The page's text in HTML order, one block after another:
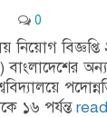
0
নিয়োগ
বাংলাদেশের
১৬ পর্যন্ত